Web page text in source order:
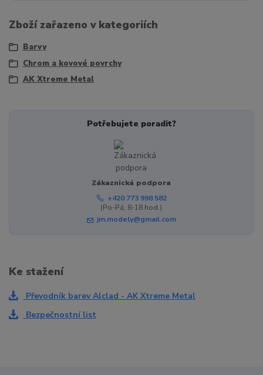
Zboží zařazeno v kategoriích
Barvy
Chrom a kovové povrchy
AK Xtreme Metal
Potřebujete poradit?
Zákaznická podpora
+420 773 998 582
(Po-Pá, 8-18 hod.)
jm.modely@gmail.com
Ke stažení
Převodník barev Alclad - AK Xtreme Metal
Bezpečnostní list